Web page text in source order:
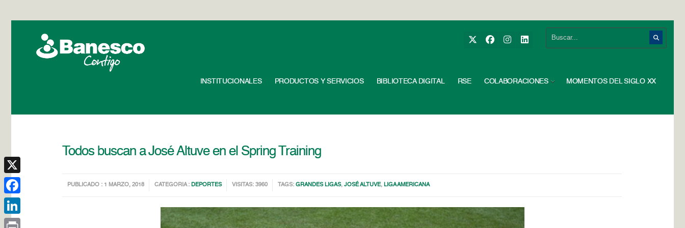
INSTITUCIONALES PRODUCTOS Y SERVICIOS BIBLIOTECA DIGITAL RSE COLABORACIONES MOMENTOS DEL SIGLO XX
Todos buscan a José Altuve en el Spring Training
PUBLICADO : 1 MARZO, 2018 CATEGORIA : DEPORTES VISITAS: 3960 TAGS:GRANDES LIGAS,JOSÉ ALTUVE, LIGA AMERICANA
X
Facebook
LinkedIn